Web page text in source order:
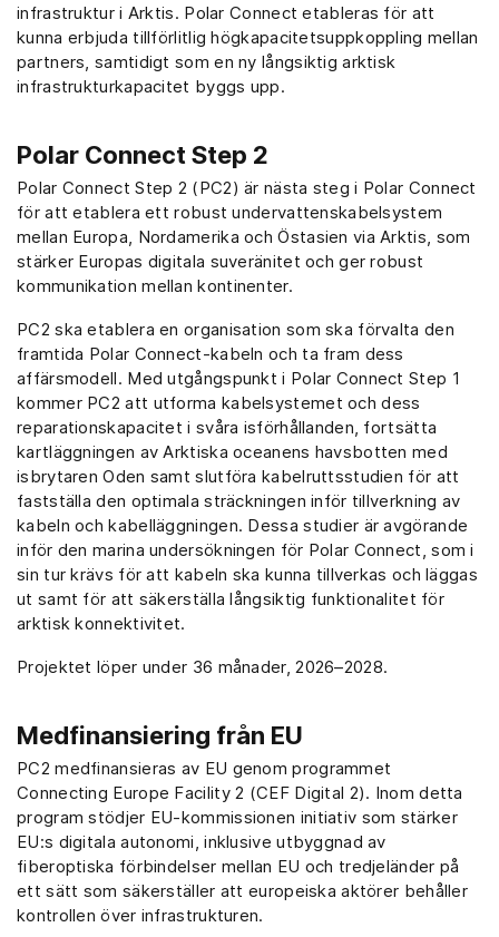
infrastruktur i Arktis. Polar Connect etableras för att
kunna erbjuda tillförlitlig högkapacitetsuppkoppling mellan
partners, samtidigt som en ny långsiktig arktisk
infrastrukturkapacitet byggs upp.
Polar Connect Step 2
Polar Connect Step 2 (PC2) är nästa steg i Polar Connect
för att etablera ett robust undervattenskabelsystem
mellan Europa, Nordamerika och Östasien via Arktis, som
stärker Europas digitala suveränitet och ger robust
kommunikation mellan kontinenter.
PC2 ska etablera en organisation som ska förvalta den
framtida Polar Connect-kabeln och ta fram dess
affärsmodell. Med utgångspunkt i Polar Connect Step 1
kommer PC2 att utforma kabelsystemet och dess
reparationskapacitet i svåra isförhållanden, fortsätta
kartläggningen av Arktiska oceanens havsbotten med
isbrytaren Oden samt slutföra kabelruttsstudien för att
fastställa den optimala sträckningen inför tillverkning av
kabeln och kabelläggningen. Dessa studier är avgörande
inför den marina undersökningen för Polar Connect, som i
sin tur krävs för att kabeln ska kunna tillverkas och läggas
ut samt för att säkerställa långsiktig funktionalitet för
arktisk konnektivitet.
Projektet löper under 36 månader, 2026–2028.
Medfinansiering från EU
PC2 medfinansieras av EU genom programmet
Connecting Europe Facility 2 (CEF Digital 2). Inom detta
program stödjer EU-kommissionen initiativ som stärker
EU:s digitala autonomi, inklusive utbyggnad av
fiberoptiska förbindelser mellan EU och tredjeländer på
ett sätt som säkerställer att europeiska aktörer behåller
kontrollen över infrastrukturen.